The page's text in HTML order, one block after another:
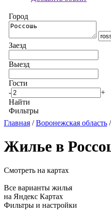
Город
Заезд
Выезд
Гости
-
+
Найти
Фильтры
Главная /Воронежская область /
Жилье в
Смотреть на картах
Все варианты жилья
на Яндекс Картах
Фильтры и настройки